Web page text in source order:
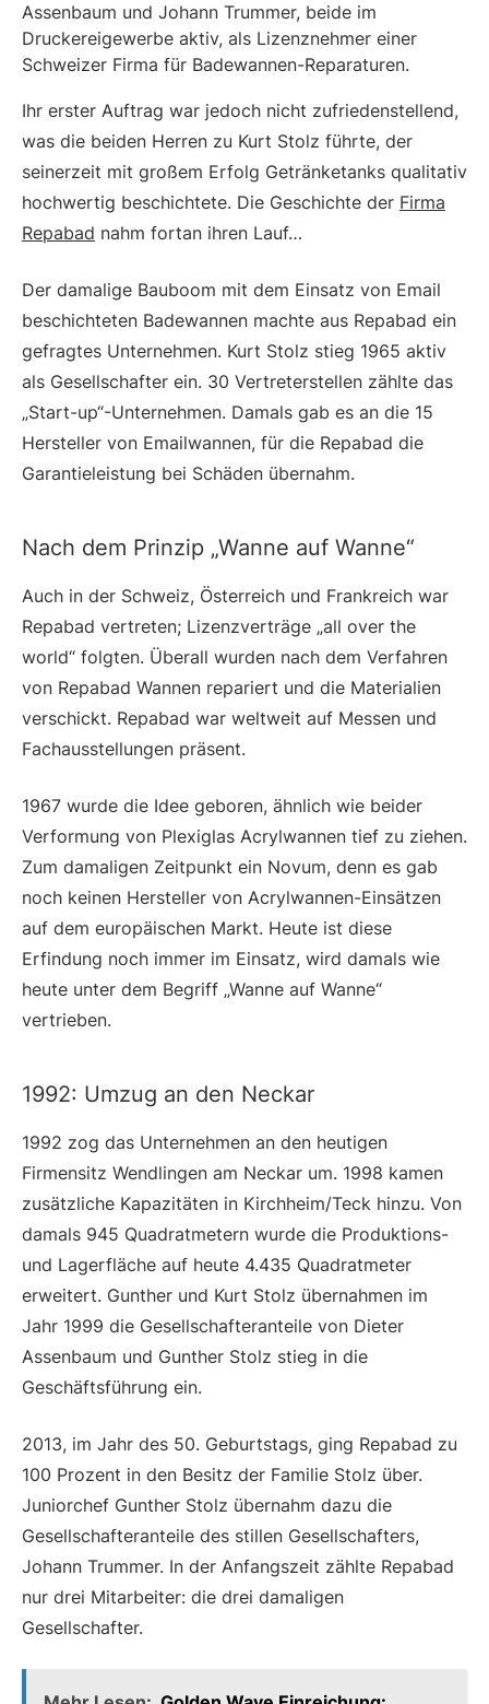
Assenbaum und Johann Trummer, beide im
Druckereigewerbe aktiv, als Lizenznehmer einer
Schweizer Firma für Badewannen-Reparaturen.
Ihr erster Auftrag war jedoch nicht zufriedenstellend,
was die beiden Herren zu Kurt Stolz führte, der
seinerzeit mit großem Erfolg Getränketanks qualitativ
hochwertig beschichtete. Die Geschichte der Firma
Repabad nahm fortan ihren Lauf…
Der damalige Bauboom mit dem Einsatz von Email
beschichteten Badewannen machte aus Repabad ein
gefragtes Unternehmen. Kurt Stolz stieg 1965 aktiv
als Gesellschafter ein. 30 Vertreterstellen zählte das
„Start-up“-Unternehmen. Damals gab es an die 15
Hersteller von Emailwannen, für die Repabad die
Garantieleistung bei Schäden übernahm.
Nach dem Prinzip „Wanne auf Wanne“
Auch in der Schweiz, Österreich und Frankreich war
Repabad vertreten; Lizenzverträge „all over the
world“ folgten. Überall wurden nach dem Verfahren
von Repabad Wannen repariert und die Materialien
verschickt. Repabad war weltweit auf Messen und
Fachausstellungen präsent.
1967 wurde die Idee geboren, ähnlich wie beider
Verformung von Plexiglas Acrylwannen tief zu ziehen.
Zum damaligen Zeitpunkt ein Novum, denn es gab
noch keinen Hersteller von Acrylwannen-Einsätzen
auf dem europäischen Markt. Heute ist diese
Erfindung noch immer im Einsatz, wird damals wie
heute unter dem Begriff „Wanne auf Wanne“
vertrieben.
1992: Umzug an den Neckar
1992 zog das Unternehmen an den heutigen
Firmensitz Wendlingen am Neckar um. 1998 kamen
zusätzliche Kapazitäten in Kirchheim/Teck hinzu. Von
damals 945 Quadratmetern wurde die Produktions-
und Lagerfläche auf heute 4.435 Quadratmeter
erweitert. Gunther und Kurt Stolz übernahmen im
Jahr 1999 die Gesellschafteranteile von Dieter
Assenbaum und Gunther Stolz stieg in die
Geschäftsführung ein.
2013, im Jahr des 50. Geburtstags, ging Repabad zu
100 Prozent in den Besitz der Familie Stolz über.
Juniorchef Gunther Stolz übernahm dazu die
Gesellschafteranteile des stillen Gesellschafters,
Johann Trummer. In der Anfangszeit zählte Repabad
nur drei Mitarbeiter: die drei damaligen
Gesellschafter.